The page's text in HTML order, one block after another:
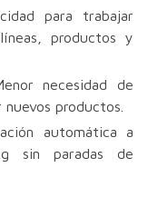
para trabajar
productos y
necesidad de
productos.
automática a
sin paradas de